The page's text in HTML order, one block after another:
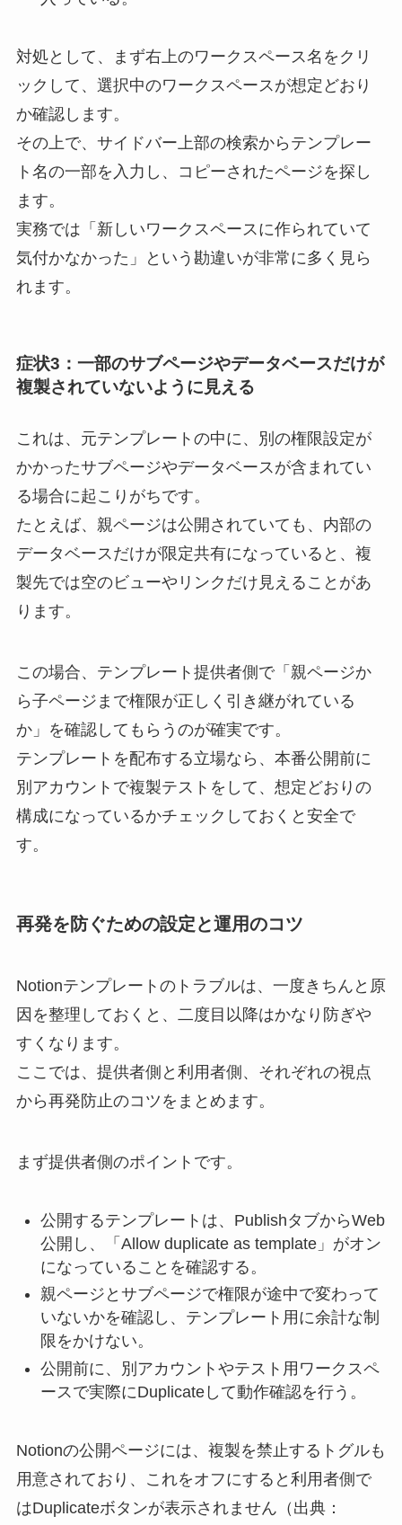
対処として、まず右上のワークスペース名をクリ
ックして、選択中のワークスペースが想定どおり
か確認します。
その上で、サイドバー上部の検索からテンプレー
ト名の一部を入力し、コピーされたページを探し
ます。
実務では「新しいワークスペースに作られていて
気付かなかった」という勘違いが非常に多く見ら
れます。
症状3：一部のサブページやデータベースだけが
複製されていないように見える
これは、元テンプレートの中に、別の権限設定が
かかったサブページやデータベースが含まれてい
る場合に起こりがちです。
たとえば、親ページは公開されていても、内部の
データベースだけが限定共有になっていると、複
製先では空のビューやリンクだけ見えることがあ
ります。
この場合、テンプレート提供者側で「親ページか
ら子ページまで権限が正しく引き継がれている
か」を確認してもらうのが確実です。
テンプレートを配布する立場なら、本番公開前に
別アカウントで複製テストをして、想定どおりの
構成になっているかチェックしておくと安全で
す。
再発を防ぐための設定と運用のコツ
Notionテンプレートのトラブルは、一度きちんと原
因を整理しておくと、二度目以降はかなり防ぎや
すくなります。
ここでは、提供者側と利用者側、それぞれの視点
から再発防止のコツをまとめます。
まず提供者側のポイントです。
公開するテンプレートは、PublishタブからWeb
公開し、「Allow duplicate as template」がオン
になっていることを確認する。
親ページとサブページで権限が途中で変わって
いないかを確認し、テンプレート用に余計な制
限をかけない。
公開前に、別アカウントやテスト用ワークスペ
ースで実際にDuplicateして動作確認を行う。
Notionの公開ページには、複製を禁止するトグルも
用意されており、これをオフにすると利用者側で
はDuplicateボタンが表示されません（出典：